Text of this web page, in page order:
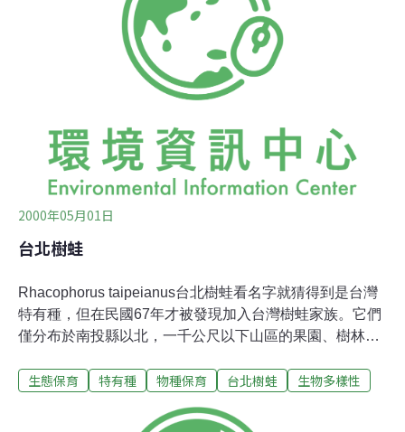
卡/(Western Ghats / Sri Lanka)、菲律賓、加勒比海地區、
(Caribbean)、熱帶的安地斯山脈(Tropical Andes)和馬達
加斯加(Madagascar)。英格曼說 : 「這很清楚地顯示，保
育者應該注意人口流向，他們甚至應該採取行動，來減少
2000年05月01日
台北樹蛙
Rhacophorus taipeianus台北樹蛙看名字就猜得到是台灣
特有種，但在民國67年才被發現加入台灣樹蛙家族。它們
僅分布於南投縣以北，一千公尺以下山區的果園、樹林或
色，腹面白色，股部內側黃色並有一些小黑斑。眼睛瞳孔
膨大成吸盤，讓它們可以輕巧的在枝葉間攀爬。 牠們的繁
生態保育 特有種 物種保育 台北樹蛙 生物多樣性